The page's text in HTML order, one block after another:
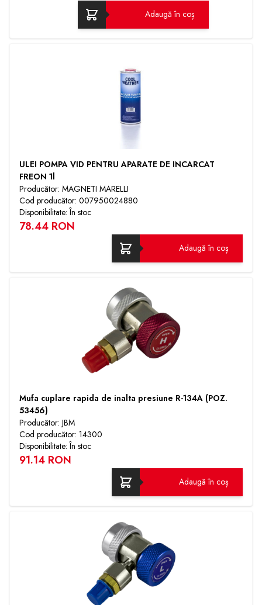
Adaugă în coș
ULEI POMPA VID PENTRU APARATE DE INCARCAT
FREON 1l
Producător: MAGNETI MARELLI
Cod producător: 007950024880
Disponibilitate: În stoc
78.44 RON
Adaugă în coș
Mufa cuplare rapida de inalta presiune R-134A (POZ.
53456)
Producător: JBM
Cod producător: 14300
Disponibilitate: În stoc
91.14 RON
Adaugă în coș